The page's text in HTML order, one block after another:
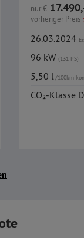
nur€
vorheriger Preis
26.03.2024
96 kW (131 PS)
5,50 l/100km
CO₂-Klasse D